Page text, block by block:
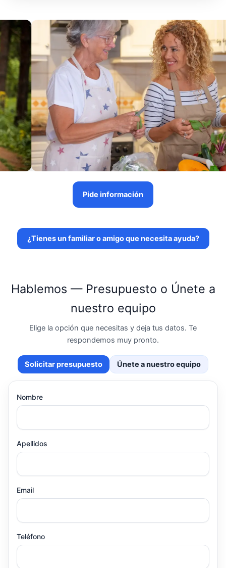
Pide información
¿Tienes un familiar o amigo que necesita ayuda?
Hablemos — Presupuesto o Únete a
nuestro equipo
Elige la opción que necesitas y deja tus datos. Te
respondemos muy pronto.
Solicitar presupuesto Únete a nuestro equipo
Nombre
Apellidos
Email
Teléfono